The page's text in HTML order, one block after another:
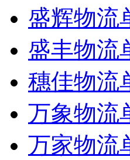
盛辉物流
盛丰物流
穗佳物流
万象物流
万家物流